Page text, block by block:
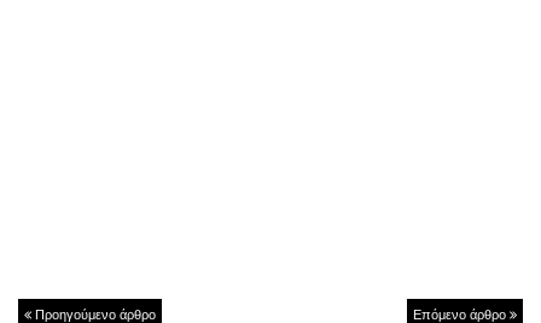
Προηγούμενο άρθρο Επόμενο άρθρο